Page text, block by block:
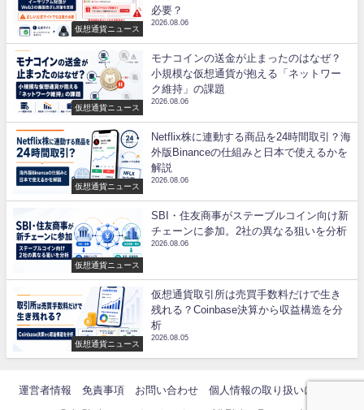
仮想通貨ニュース
必要？
2026.08.06
仮想通貨ニュース
モナコインの送金が止まったのはなぜ？
小規模な仮想通貨が抱える「ネットワー
ク維持」の課題
2026.08.06
仮想通貨ニュース
Netflix株に連動する商品を24時間取引？海
外版Binanceの仕組みと日本で使えるかを
解説
2026.08.06
仮想通貨ニュース
SBI・住友商事がステーブルコイン向け新
チェーンに参加。2社の異なる狙いを分析
2026.08.06
仮想通貨ニュース
仮想通貨取引所は売買手数料だけで生き
残れる？Coinbase決算から収益構造を分
析
2026.08.05
運営者情報 免責事項 お問い合わせ 個人情報の取り扱いについて